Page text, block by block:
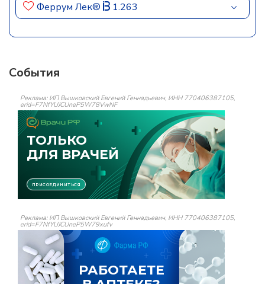
Феррум Лек® 1.263
События
Реклама: ИП Вышковский Евгений Геннадьевич, ИНН 770406387105,
erid=F7NfYUJCUneP5W78VwNF
Реклама: ИП Вышковский Евгений Геннадьевич, ИНН 770406387105,
erid=F7NfYUJCUneP5W79xufv